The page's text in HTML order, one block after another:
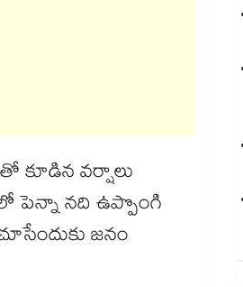
కూడిన వర్షాలు
పెన్నా నది ఉప్పొంగి
జనం